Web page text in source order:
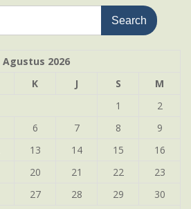
Agustus 2026
K J S
M
1
2
6 7 8
9
13 14 15
16
20 21 22
23
27 28 29
30